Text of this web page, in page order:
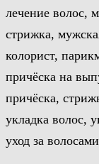
лечение волос,
стрижка,
колорист,
причёска на
причёска,
укладка волос,
уход за волосами